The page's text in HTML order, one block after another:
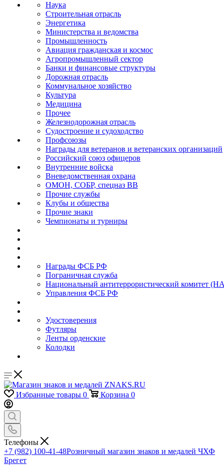
Наука
Строительная отрасль
Энергетика
Министерства и ведомства
Промышленность
Авиация гражданская и космос
Агропромышленный сектор
Банки и финансовые структуры
Дорожная отрасль
Коммунальное хозяйство
Культура
Медицина
Прочее
Железнодорожная отрасль
Судостроение и судоходство
Профсоюзы
Награды для ветеранов и ветеранских организаций
Российский союз офицеров
Внутренние войска
Вневедомственная охрана
ОМОН, СОБР, спецназ ВВ
Прочие службы
Клубы и общества
Прочие знаки
Чемпионаты и турниры
Награды ФСБ РФ
Пограничная служба
Национальный антитеррористический комитет
Управления ФСБ РФ
Удостоверения
Футляры
Ленты орденские
Колодки
Избранные товары 0 Корзина 0
Телефоны
+7 (982) 100-41-48Розничный магазин знаков и медалей ЧХФ
Брегет